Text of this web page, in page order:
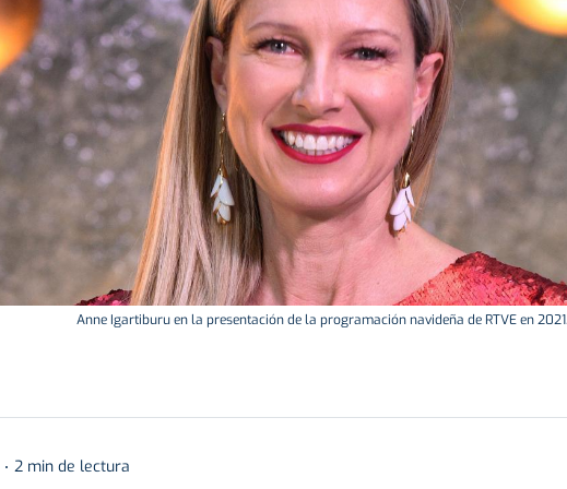
Anne Igartiburu en la presentación de la programación navideña de RTVE en 2021.
2 min de lectura